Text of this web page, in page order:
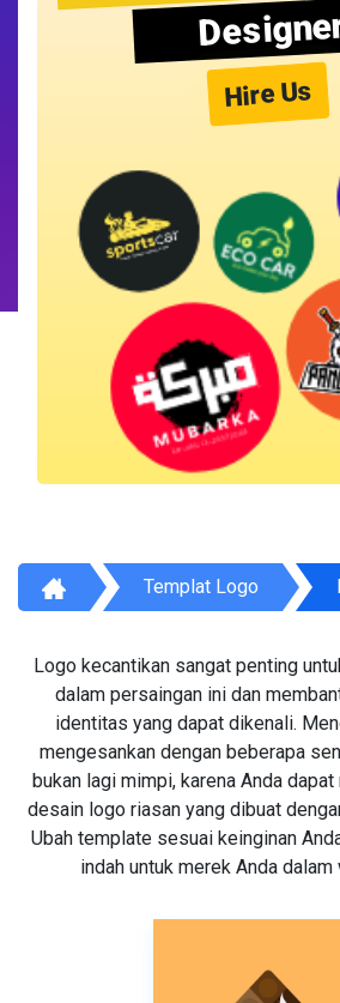
Hire Us
Templat Logo
Logo kecantikan sangat penting
dalam persaingan ini dan
identitas yang dapat dikenali.
mengesankan dengan beberapa
bukan lagi mimpi, karena Anda
desain logo riasan yang dibuat
Ubah template sesuai keinginan
indah untuk merek Anda